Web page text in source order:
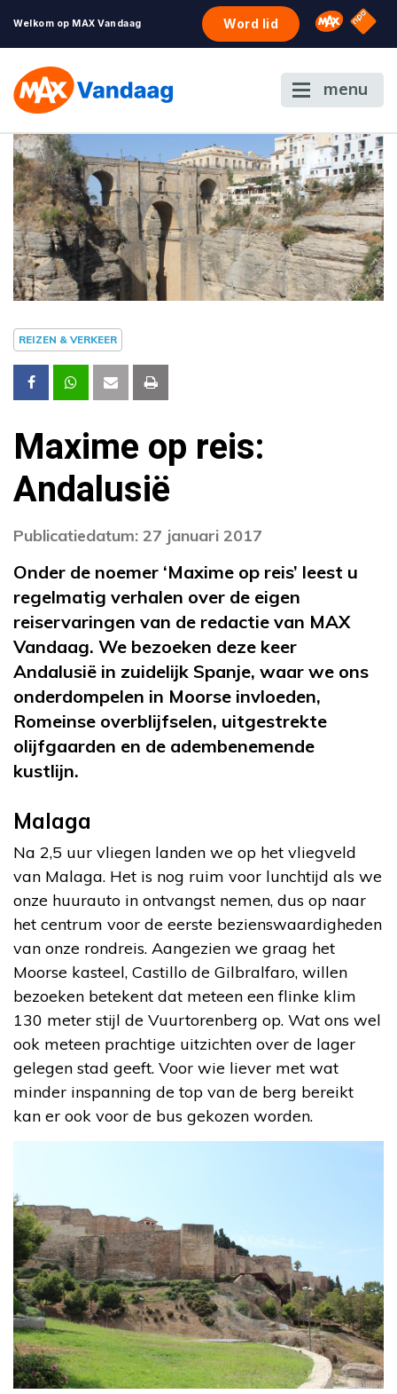
Welkom op MAX Vandaag Word lid Omroep
NPO
menu
REIZEN & VERKEER
Maxime op reis:
Andalusië
Publicatiedatum: 27 januari 2017
Onder de noemer ‘Maxime op reis’ leest u
regelmatig verhalen over de eigen
reiservaringen van de redactie van MAX
Vandaag. We bezoeken deze keer
Andalusië in zuidelijk Spanje, waar we ons
onderdompelen in Moorse invloeden,
Romeinse overblijfselen, uitgestrekte
olijfgaarden en de adembenemende
kustlijn.
Malaga
Na 2,5 uur vliegen landen we op het vliegveld
van Malaga. Het is nog ruim voor lunchtijd als we
onze huurauto in ontvangst nemen, dus op naar
het centrum voor de eerste bezienswaardigheden
van onze rondreis. Aangezien we graag het
Moorse kasteel, Castillo de Gilbralfaro, willen
bezoeken betekent dat meteen een flinke klim
130 meter stijl de Vuurtorenberg op. Wat ons wel
ook meteen prachtige uitzichten over de lager
gelegen stad geeft. Voor wie liever met wat
minder inspanning de top van de berg bereikt
kan er ook voor de bus gekozen worden.